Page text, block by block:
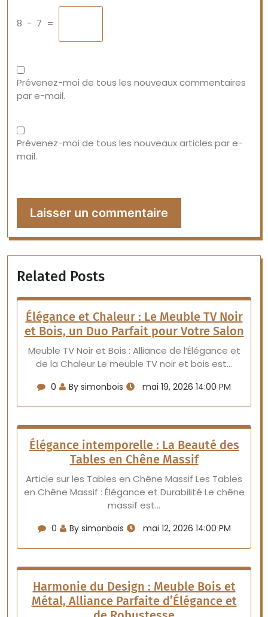
8 − 7 =
Prévenez-moi de tous les nouveaux commentaires
par e-mail.
Prévenez-moi de tous les nouveaux articles par e-
mail.
Related Posts
Élégance et Chaleur : Le Meuble TV Noir
et Bois, un Duo Parfait pour Votre Salon
Meuble TV Noir et Bois : Alliance de l’Élégance et
de la Chaleur Le meuble TV noir et bois est…
0 By simonbois mai 19, 2026 14:00 PM
Élégance intemporelle : La Beauté des
Tables en Chêne Massif
Article sur les Tables en Chêne Massif Les Tables
en Chêne Massif : Élégance et Durabilité Le chêne
massif est…
0 By simonbois mai 12, 2026 14:00 PM
Harmonie du Design : Meuble Bois et
Métal, Alliance Parfaite d’Élégance et